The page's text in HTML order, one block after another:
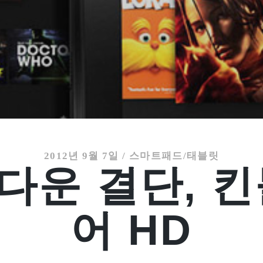
2012년 9월 7일 / 스마트패드/태블릿
운 결단,
어 HD